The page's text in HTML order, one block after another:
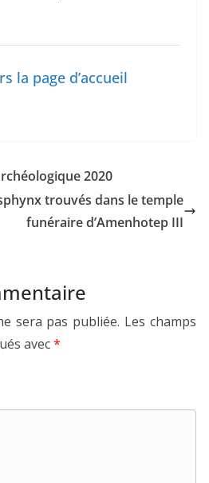
la page d’accueil
2020
trouvés dans le temple
funéraire d’Amenhotep III
sera pas publiée. Les champs
avec*